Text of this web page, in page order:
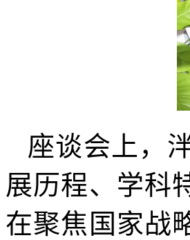
座谈会上，
展历程、学科
在聚焦国家战